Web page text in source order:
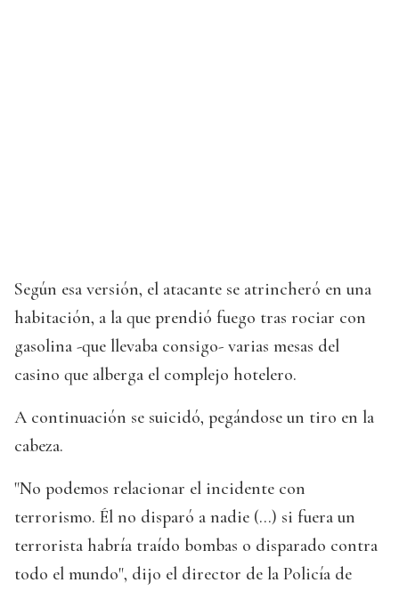
Según esa versión, el atacante se atrincheró en una
habitación, a la que prendió fuego tras rociar con
gasolina -que llevaba consigo- varias mesas del
casino que alberga el complejo hotelero.
A continuación se suicidó, pegándose un tiro en la
cabeza.
"No podemos relacionar el incidente con
terrorismo. Él no disparó a nadie (...) si fuera un
terrorista habría traído bombas o disparado contra
todo el mundo", dijo el director de la Policía de